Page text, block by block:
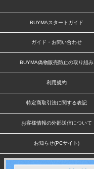
BUYMAスタートガイド
ガイド・お問い合わせ
BUYMA偽物販売防止の取り組み
利用規約
特定商取引法に関する表記
お客様情報の外部送信について
お知らせ(PCサイト)